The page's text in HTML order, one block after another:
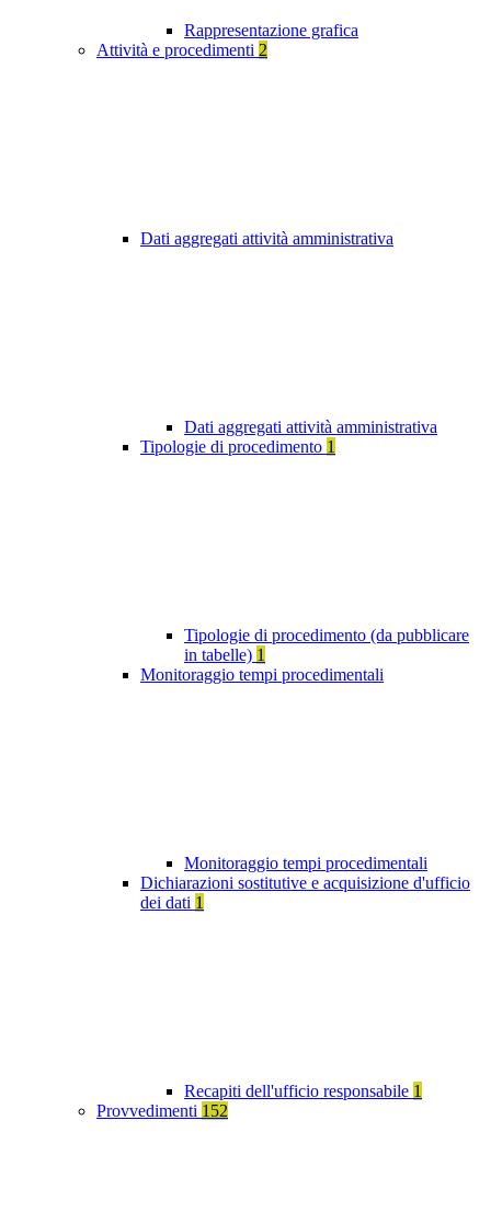
Rappresentazione grafica
Attività e procedimenti 2
Dati aggregati attività amministrativa
Dati aggregati attività amministrativa
Tipologie di procedimento 1
Tipologie di procedimento (da pubblicare
in tabelle) 1
Monitoraggio tempi procedimentali
Monitoraggio tempi procedimentali
Dichiarazioni sostitutive e acquisizione d'ufficio
dei dati 1
Recapiti dell'ufficio responsabile 1
Provvedimenti 152